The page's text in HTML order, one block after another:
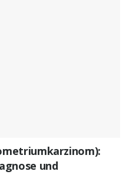
und